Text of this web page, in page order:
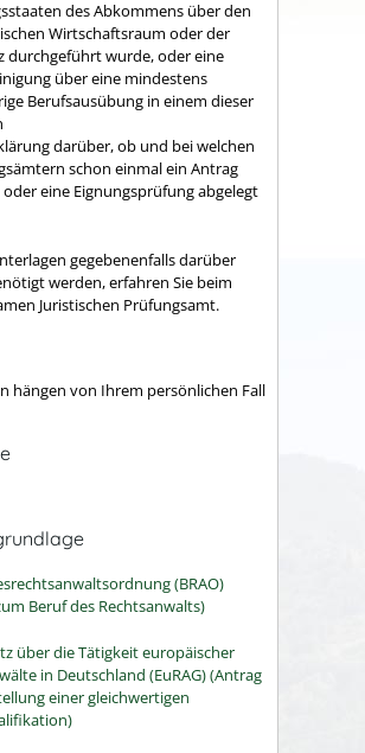
des Abkommens über den
Wirtschaftsraum oder der
durchgeführt wurde, oder eine
über eine mindestens
Berufsausübung in einem dieser
darüber, ob und bei welchen
schon einmal ein Antrag
eine Eignungsprüfung abgelegt
gegebenenfalls darüber
werden, erfahren Sie beim
Juristischen Prüfungsamt.
hängen von Ihrem persönlichen Fall
(BRAO)
Beruf des Rechtsanwalts)
über die Tätigkeit europäischer
in Deutschland (EuRAG) (Antrag
einer gleichwertigen